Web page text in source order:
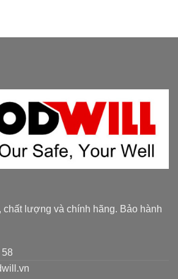
chất lượng và chính hãng. Bảo hành